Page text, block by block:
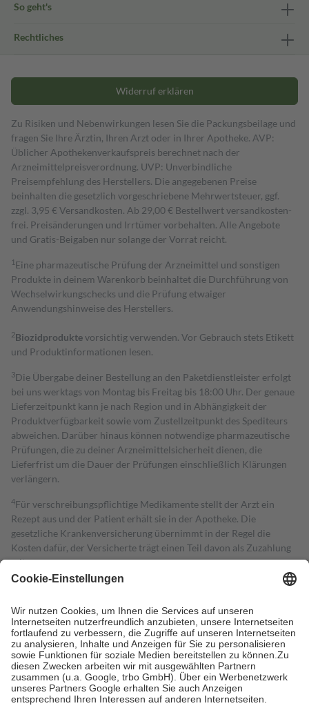
So geht's
Rechtliches
Widerruf erklären
Zu Risiken und Nebenwirkungen lesen Sie die Packungsbeilage und
fragen Sie Ihre Ärztin, Ihren Arzt oder in Ihrer Apotheke. AVP:
Üblicher Apothekenverkaufspreis berechnet nach der
Arzneimittelpreisverordnung. UVP: Unverbindliche
Preisempfehlung des Herstellers. Die angegebenen Preise
beinhalten die gesetzlich vorgeschriebene Mehrwertsteuer, ggf.
zzgl. 3,95 € Versandkosten. Ab 29,00 € Bestell­wert versand­kosten­
frei. Preisänderungen und Irrtümer vorbehalten. Alle Angebote
und Gratis-Beigaben nur solange der Vorrat reicht.
1 Eine pharmazeutische Prüfung der Arzneimittel und sonstigen
Produkte in deinem Warenkorb beinhaltet die Durchführung von
Wechselwirkungschecks und die Prüfung etwaiger
Anwendungshinweise des Herstellers.
2Biozidproduktevorsichtig verwenden. Vor Gebrauch stets Etikett
und Produktinformationen lesen.
3Die Übergabe deiner Bestellung an den Paketdienstleister erfolgt
bei uns werktags von Montag bis Freitag bis 18:00 Uhr. Der genaue
Lieferzeitpunkt kann je nach Region und in Abhängigkeit der
Produktverfügbarkeit sowie vom Zustellzeitpunkt des Spediteurs
abweichen. Darüber hinaus können notwendige pharmazeutische
Prüfungen, die zu deiner Arzneimittelsicherheit dienen, die
Lieferfrist um die Dauer der Prüfungen einschließlich Klärungen
verlängern.
4Für verschreibungspflichtige Medikamente stellt der Arzt ein
Rezept aus und der Patient erhält sie in der Apotheke. Die
gesetzliche Krankenversicherung übernimmt in der Regel die
Kosten dafür, der Versicherte trägt einen Teil davon als Zuzahlung
mit.
Grundsätzlich leisten Mitglieder Zuzahlungen in Höhe von zehn
höchstens zehn Euro.
Es sind jedoch nie mehr als die tatsächlichen
Kosten der Leistung zu entrichten.
Diese Regeln gelten grundsätzlich auch für Online-Apotheken.
Bei Heilmitteln und häuslicher Krankenpflege beträgt die
Zuzahlung zehn Prozent der Kosten sowie zehn Euro je
Verordnung.
Um das Engagement der Versicherten für ihre eigene Gesundheit zu